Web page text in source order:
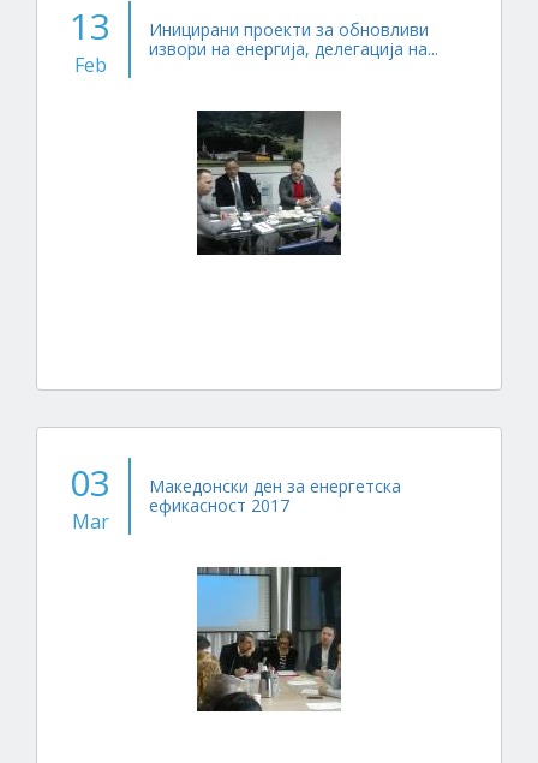
13
Feb
Иницирани проекти за обновливи
извори на енергија, делегација на...
03
Mar
Македонски ден за енергетска
ефикасност 2017